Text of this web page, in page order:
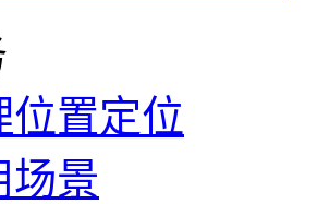
位置定位
场景